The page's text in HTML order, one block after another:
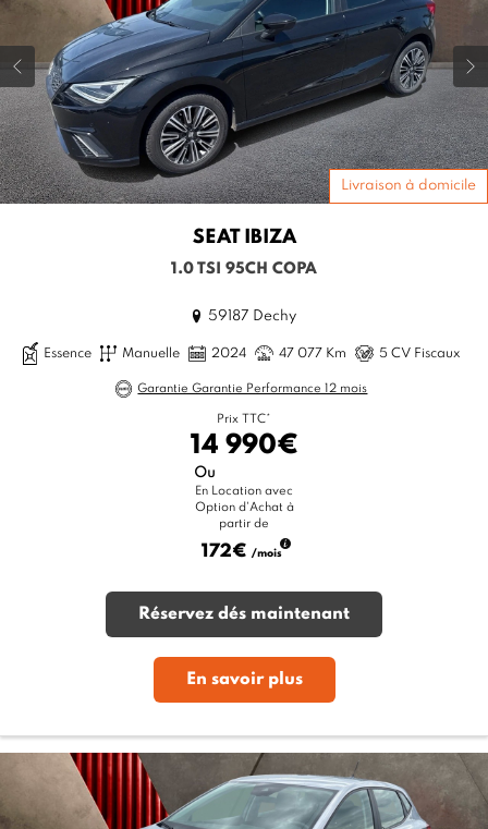
Livraison à domicile
SEAT IBIZA
1.0 TSI 95CH COPA
59187 Dechy
Essence Manuelle 2024 47 077 Km 5 CV Fiscaux
Garantie Garantie Performance 12 mois
Prix TTC*
14 990€
Ou
En Location avec
Option d'Achat à
partir de
172€ /mois
Réservez dés maintenant
En savoir plus